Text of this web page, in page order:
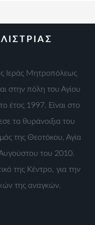
Ιεράς Μητροπόλεως
στην πόλη του Αγίου
έτος 1997. Είναι στο
τα θυράνοιξια του
της Θεοτόκου, Αγία
του 2010.
της Κέντρο, για την
της αναγκών.